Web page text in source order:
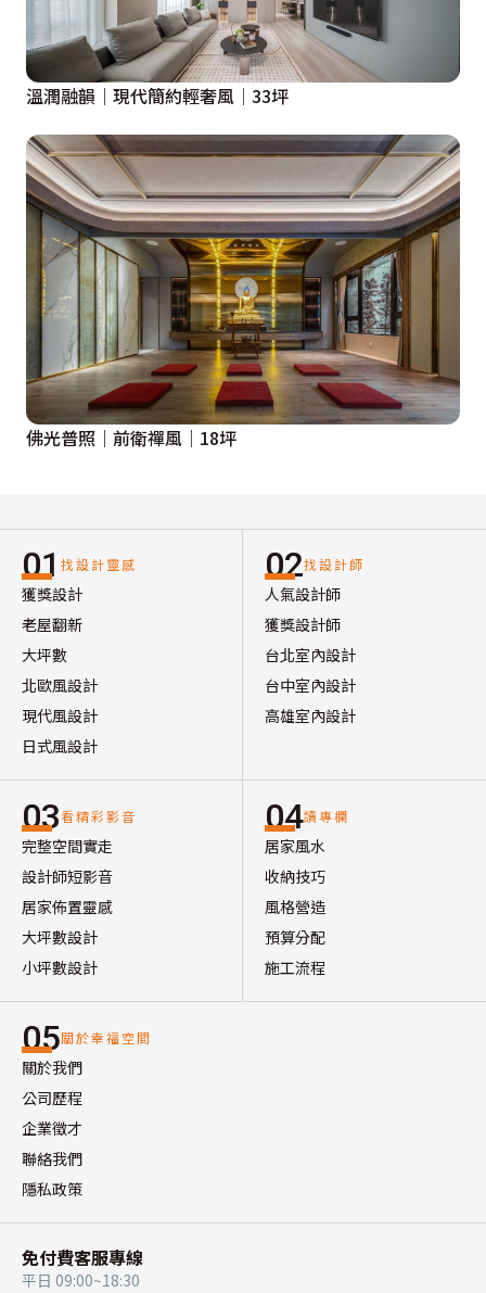
溫潤融韻│現代簡約輕奢風│33坪
佛光普照│前衛禪風│18坪
01 找設計靈感
獲獎設計
老屋翻新
大坪數
北歐風設計
現代風設計
日式風設計
02找設計師
人氣設計師
獲獎設計師
台北室內設計
台中室內設計
高雄室內設計
03看精彩影音
完整空間實走
設計師短影音
居家佈置靈感
大坪數設計
小坪數設計
04讀專欄
居家風水
收納技巧
風格營造
預算分配
施工流程
05關於幸福空間
關於我們
公司歷程
企業徵才
聯絡我們
隱私政策
免付費客服專線
平日 09:00~18:30